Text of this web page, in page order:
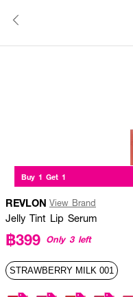
Buy 1 Get 1
REVLON View Brand
Jelly Tint Lip Serum
฿399 Only 3 left
STRAWBERRY MILK 001